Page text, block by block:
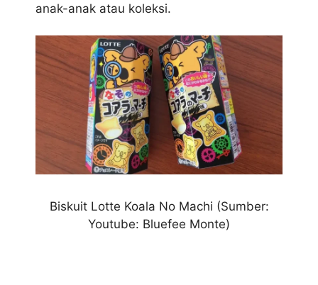
anak-anak atau koleksi.
Biskuit Lotte Koala No Machi (Sumber:
Youtube: Bluefee Monte)